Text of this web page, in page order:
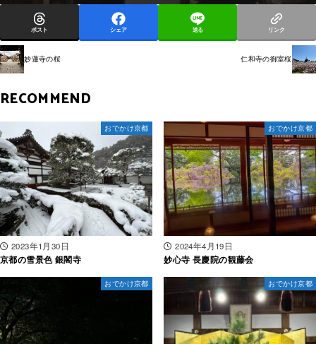
ポスト シェア 送る リンク
妙蓮寺の桜 仁和寺の御室桜
RECOMMEND
おでかけ京都
2023年1月30日
京都の雪景色 銀閣寺
おでかけ京都
2024年4月19日
妙心寺 長慶院の観藤会
おでかけ京都 おでかけ京都